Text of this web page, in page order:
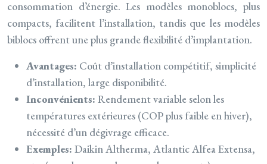
consommation d’énergie. Les modèles monoblocs, plus
compacts, facilitent l’installation, tandis que les modèles
biblocs offrent une plus grande flexibilité d’implantation.
Avantages: Coût d’installation compétitif, simplicité
d’installation, large disponibilité.
Inconvénients: Rendement variable selon les
températures extérieures (COP plus faible en hiver),
nécessité d’un dégivrage efficace.
Exemples: Daikin Altherma, Atlantic Alfea Extensa,